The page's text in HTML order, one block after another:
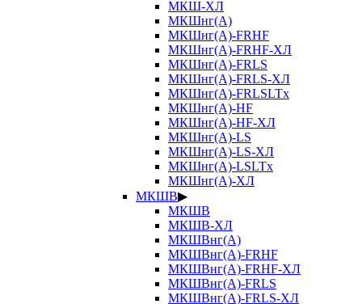
МКШ-ХЛ
МКШнг(А)
МКШнг(А)-FRHF
МКШнг(А)-FRHF-ХЛ
МКШнг(А)-FRLS
МКШнг(А)-FRLS-ХЛ
МКШнг(А)-FRLSLTx
МКШнг(А)-HF
МКШнг(А)-HF-ХЛ
МКШнг(А)-LS
МКШнг(А)-LS-ХЛ
МКШнг(А)-LSLTx
МКШнг(А)-ХЛ
МКШВ▶
МКШВ
МКШВ-ХЛ
МКШВнг(А)
МКШВнг(А)-FRHF
МКШВнг(А)-FRHF-ХЛ
МКШВнг(А)-FRLS
МКШВнг(А)-FRLS-ХЛ